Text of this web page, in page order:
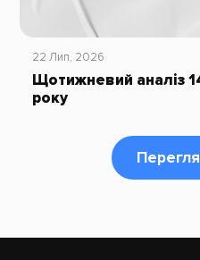
22 Лип, 2026
Щотижневий аналіз
року